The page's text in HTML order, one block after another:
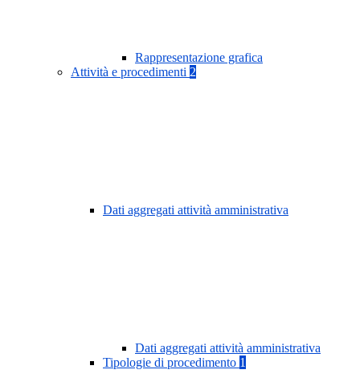
Rappresentazione grafica
Attività e procedimenti 2
Dati aggregati attività amministrativa
Dati aggregati attività amministrativa
Tipologie di procedimento 1